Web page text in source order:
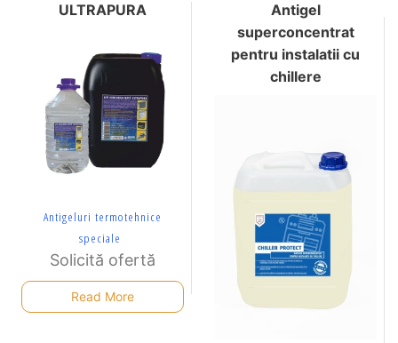
ULTRAPURA
Antigeluri termotehnice
speciale
Solicită ofertă
Read More
Antigel
superconcentrat
pentru instalatii cu
chillere